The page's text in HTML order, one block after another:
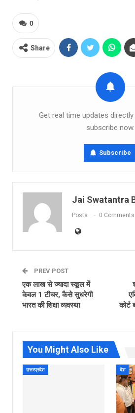
0
Share
Get real time updates
subscribe now.
Subscribe
Jai Swatantra
Posts 0 Comments
PREV POST
एक लाख से ज्यादा स्कूल में
केवल 1 टीचर, कैसे सुधरेगी
भारत की शिक्षा व्यवस्था
You Might Also Like
उत्तरप्रदेश देश